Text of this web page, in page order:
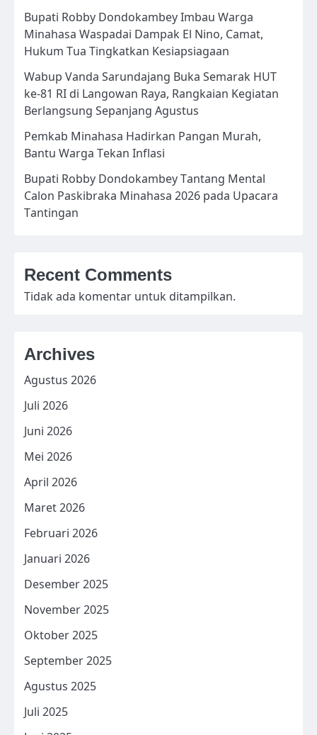
Bupati Robby Dondokambey Imbau Warga
Minahasa Waspadai Dampak El Nino, Camat,
Hukum Tua Tingkatkan Kesiapsiagaan
Wabup Vanda Sarundajang Buka Semarak HUT
ke-81 RI di Langowan Raya, Rangkaian Kegiatan
Berlangsung Sepanjang Agustus
Pemkab Minahasa Hadirkan Pangan Murah,
Bantu Warga Tekan Inflasi
Bupati Robby Dondokambey Tantang Mental
Calon Paskibraka Minahasa 2026 pada Upacara
Tantingan
Recent Comments
Tidak ada komentar untuk ditampilkan.
Archives
Agustus 2026
Juli 2026
Juni 2026
Mei 2026
April 2026
Maret 2026
Februari 2026
Januari 2026
Desember 2025
November 2025
Oktober 2025
September 2025
Agustus 2025
Juli 2025